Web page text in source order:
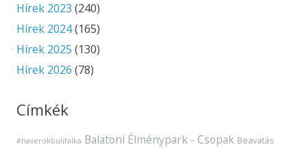
Hírek 2023 (240)
Hírek 2024(165)
Hírek 2025 (130)
Hírek 2026 (78)
Címkék
#haverokbulifalka Balatoni Élménypark - Csopak Beavatás